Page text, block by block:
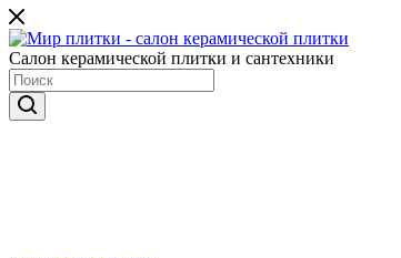
Салон керамической плитки и сантехники